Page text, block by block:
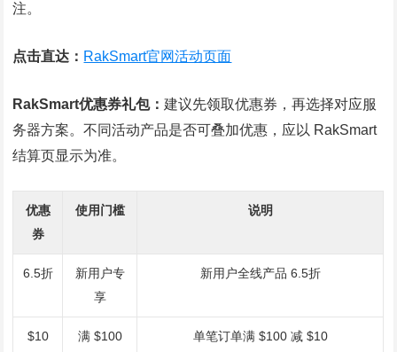
注。
点击直达： RakSmart官网活动页面
RakSmart优惠券礼包：建议先领取优惠券，再选择对应服
务器方案。不同活动产品是否可叠加优惠，应以 RakSmart
结算页显示为准。
优惠
券
使用门槛 说明
6.5折
新用户专
享
新用户全线产品 6.5折
$10 满 $100 单笔订单满 $100 减 $10